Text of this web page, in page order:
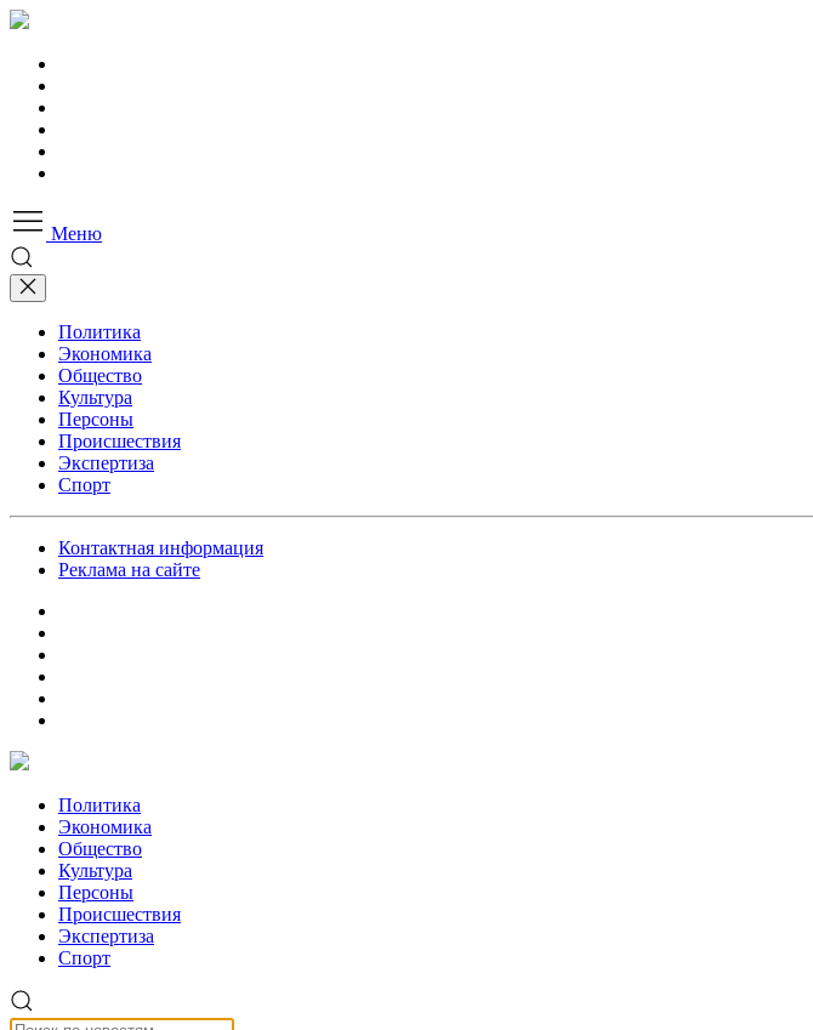
Меню
Политика
Экономика
Общество
Культура
Персоны
Происшествия
Экспертиза
Спорт
Контактная информация
Реклама на сайте
Политика
Экономика
Общество
Культура
Персоны
Происшествия
Экспертиза
Спорт